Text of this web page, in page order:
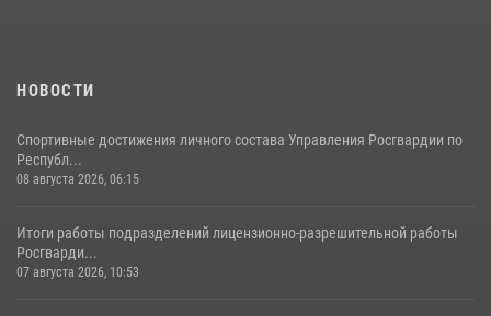
НОВОСТИ
Спортивные достижения личного состава Управления Росгвардии по
Республ...
08 августа 2026, 06:15
Итоги работы подразделений лицензионно-разрешительной работы
Росгварди...
07 августа 2026, 10:53